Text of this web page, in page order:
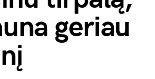
geriau